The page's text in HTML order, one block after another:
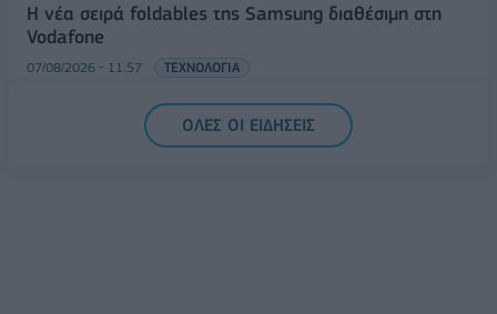
Η νέα σειρά foldables της Samsung διαθέσιμη στη
Vodafone
07/08/2026 - 11:57 ΤΕΧΝΟΛΟΓΙΑ
ΟΛΕΣ ΟΙ ΕΙΔΗΣΕΙΣ